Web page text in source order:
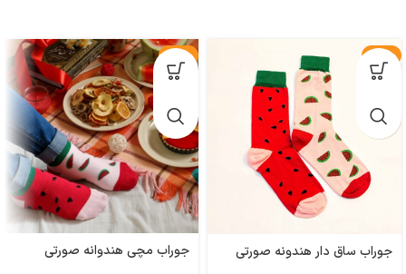
-32%
جوراب ساق دار هندونه صورتی
-25%
جوراب مچی هندوانه صورتی